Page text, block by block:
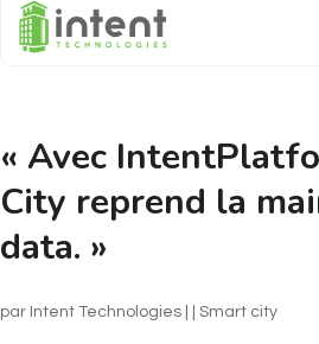
« Avec
City reprend la
data. »
par Intent Technologies Smart city​